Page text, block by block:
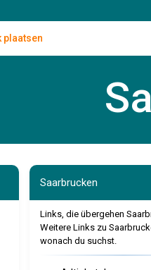
plaatsen
Saarbrucken
Links, die übergehen
Weitere Links zu
wonach du suchst.